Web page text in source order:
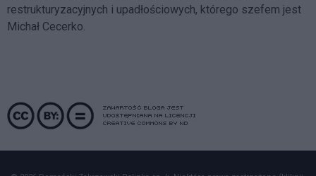
restrukturyzacyjnych i upadłościowych, którego szefem jest
Michał Cecerko.